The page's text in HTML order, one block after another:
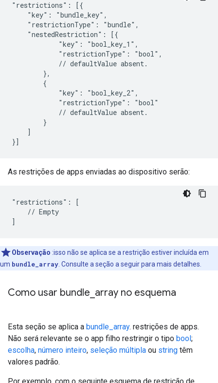
"restrictions": [{
    "key": "bundle_key",
    "restrictionType": "bundle",
    "nestedRestriction": [{
            "key": "bool_key_1",
            "restrictionType": "bool",
            // defaultValue absent.
        },
        {
            "key": "bool_key_2",
            "restrictionType": "bool"
            // defaultValue absent.
        }
    ]
As restrições de apps enviadas ao dispositivo serão:
"restrictions": [
    // Empty
Observação :isso não se aplica se a restrição estiver incluída em
um bundle_array . Consulte a seção a seguir para mais detalhes.
Como usar bundle array no esquema
Esta seção se aplica a bundle_array. restrições de apps.
Não será relevante se o app filho restringir o tipo bool;
escolha, número inteiro, seleção múltipla ou string têm
valores padrão.